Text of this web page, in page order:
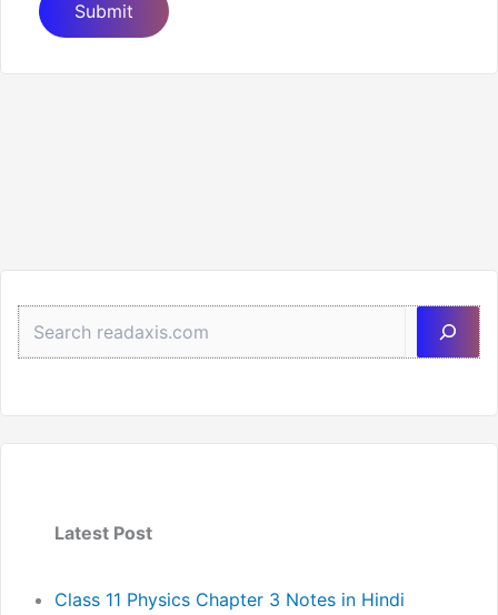
Latest Post
Class 11 Physics Chapter 3 Notes in Hindi